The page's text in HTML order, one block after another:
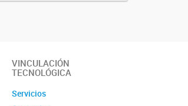
VINCULACIÓN
TECNOLÓGICA
Servicios